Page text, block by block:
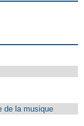
de la musique